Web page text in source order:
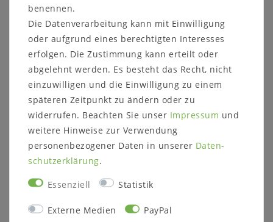
Höhe: 80 cm
Tiefe: 45 cm
Weitere Informationen zum
Programm:
Holzart:
Wildeiche massiv geölt
stabverleimt
Massivholz ist ein organisches Material, das
sich an die jeweiligen Umgebungsbedingungen
Farbveränderungen und Rissbildungen
Sonneneinstrahlung, starke Lichtquellen, als
benennen.
Die Datenverarbeitung kann mit Einwilligung
oder aufgrund eines berechtigten Interesses
erfolgen. Die Zustimmung kann erteilt oder
abgelehnt werden. Es besteht das Recht, nicht
einzuwilligen und die Einwilligung zu einem
späteren Zeitpunkt zu ändern oder zu
widerrufen. Beachten Sie unser Impressum und
weitere Hinweise zur Verwendung
personenbezogener Daten in unserer Daten­
schutz­erklärung.
Essenziell Statistik
Externe Medien PayPal